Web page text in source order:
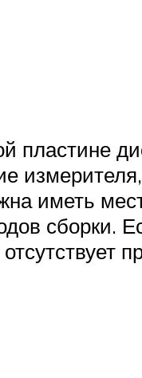
пластине
иметь
сборки.